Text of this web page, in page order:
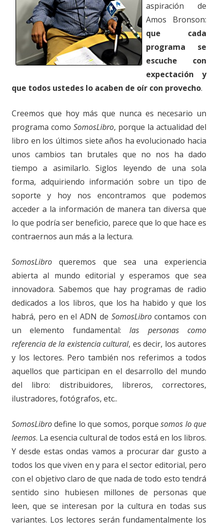
aspiración de
Amos Bronson:
que cada
programa se
escuche con
expectación y
que todos ustedes lo acaben de oír con provecho.
Creemos que hoy más que nunca es necesario un
programa como SomosLibro, porque la actualidad del
libro en los últimos siete años ha evolucionado hacia
unos cambios tan brutales que no nos ha dado
tiempo a asimilarlo. Siglos leyendo de una sola
forma, adquiriendo información sobre un tipo de
soporte y hoy nos encontramos que podemos
acceder a la información de manera tan diversa que
lo que podría ser beneficio, parece que lo que hace es
contraernos aun más a la lectura.
SomosLibro queremos que sea una experiencia
abierta al mundo editorial y esperamos que sea
innovadora. Sabemos que hay programas de radio
dedicados a los libros, que los ha habido y que los
habrá, pero en el ADN de SomosLibrocontamos con
un elemento fundamental:las personas como
referencia de la existencia cultural, es decir, los autores
y los lectores. Pero también nos referimos a todos
aquellos que participan en el desarrollo del mundo
del libro: distribuidores, libreros, correctores,
ilustradores, fotógrafos, etc..
SomosLibrodefine lo que somos, porquesomos lo que
leemos. La esencia cultural de todos está en los libros.
Y desde estas ondas vamos a procurar dar gusto a
todos los que viven en y para el sector editorial, pero
con el objetivo claro de que nada de todo esto tendrá
sentido sino hubiesen millones de personas que
leen, que se interesan por la cultura en todas sus
variantes. Los lectores serán fundamentalmente los